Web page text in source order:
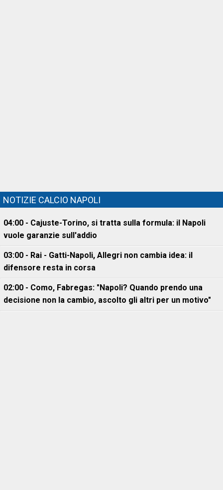
NOTIZIE CALCIO NAPOLI
04:00 - Cajuste-Torino, si tratta sulla formula: il Napoli
vuole garanzie sull'addio
03:00 - Rai - Gatti-Napoli, Allegri non cambia idea: il
difensore resta in corsa
02:00 - Como, Fabregas: "Napoli? Quando prendo una
decisione non la cambio, ascolto gli altri per un motivo"